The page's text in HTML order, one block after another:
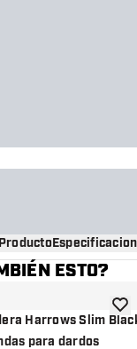
ESTO?
de deseos
Harrows Slim
para dardos